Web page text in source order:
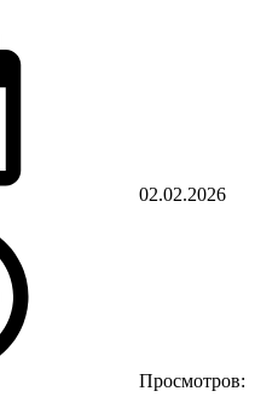
02.02.2026
Просмотров: